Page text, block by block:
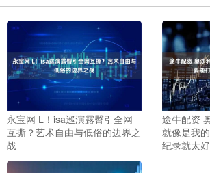
永宝网 L！isa巡演露臀引全网
互撕？艺术自由与低俗的边界之
战
途牛配资
就像是我
纪录就太好